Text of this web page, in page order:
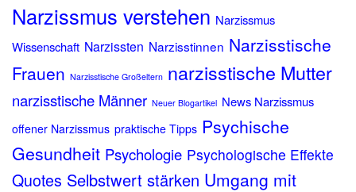
Narzissmus verstehen Narzissmus
Wissenschaft Narzissten Narzisstinnen Narzisstische
Frauen Narzisstische Großeltern narzisstische Mutter
narzisstische Männer Neuer Blogartikel News Narzissmus
offener Narzissmus praktische Tipps Psychische
Gesundheit Psychologie Psychologische Effekte
Quotes Selbstwert stärken Umgang mit